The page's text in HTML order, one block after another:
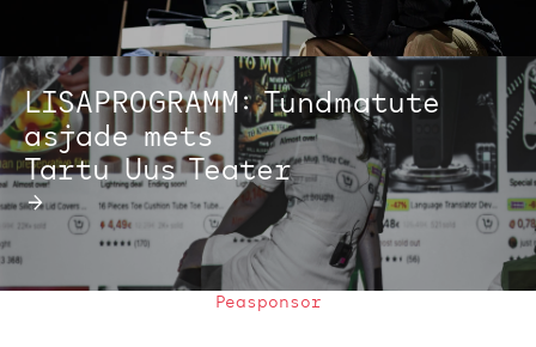
LISAPROGRAMM: Tundmatute
asjade mets
Tartu Uus Teater
→
Peasponsor